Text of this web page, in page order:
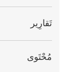
تَقارِير
مُحْتَوى